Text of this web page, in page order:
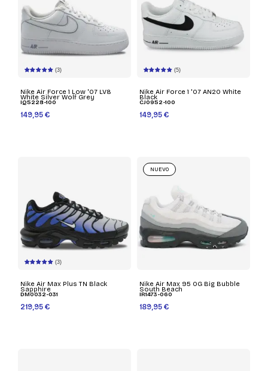
(3)
Nike Air Force 1 Low '07 LV8
White Silver Wolf Grey
IQ5228-100
149,95 €
(5)
Nike Air Force 1 '07 AN20 White
Black
CJ0952-100
149,95 €
(3)
Nike Air Max Plus TN Black
Sapphire
DM0032-031
219,95 €
Nike Air Max 95 OG Big Bubble
South Beach
IR1473-060
189,95 €
NUEVO